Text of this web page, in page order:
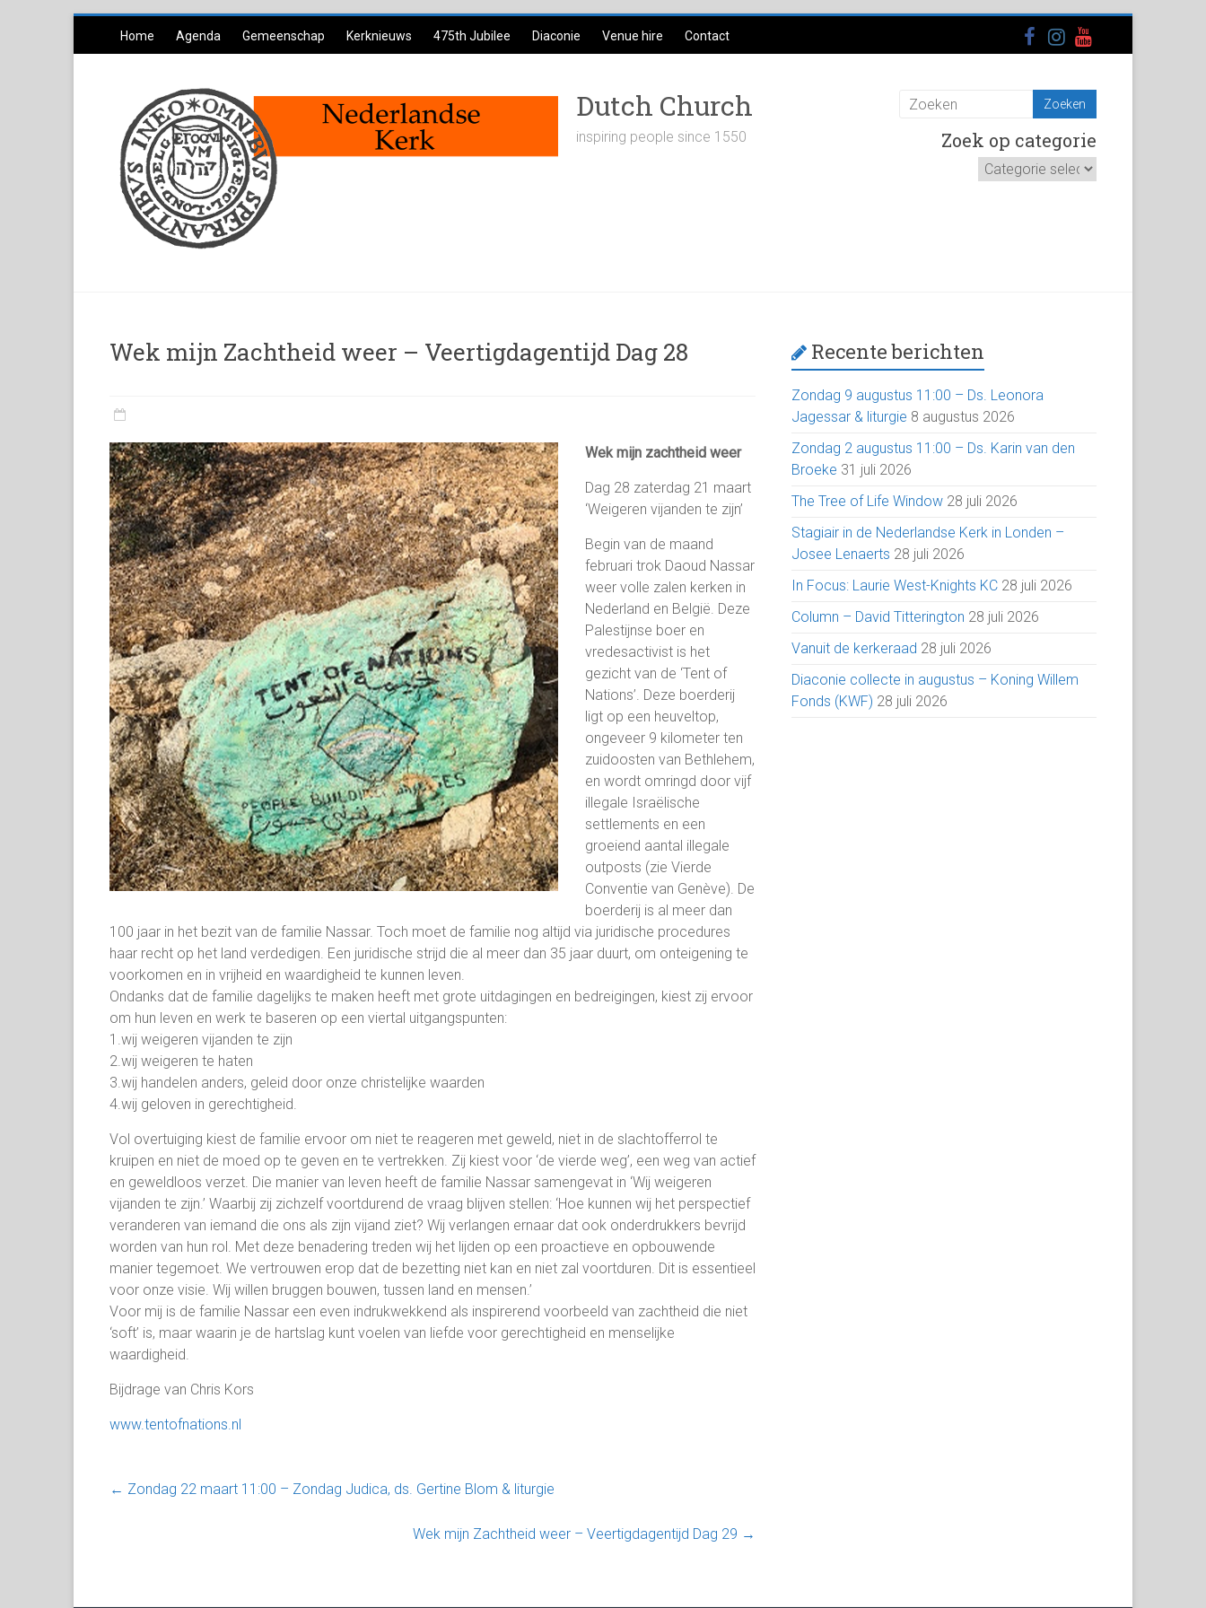
inhoud
Home Agenda Gemeenschap Kerknieuws 475th Jubilee Diaconie Venue hire Contact
Dutch Church
inspiring people since 1550 Zoek op categorie
Zoek
op
Wek mijn Zachtheid weer – Veertigdagentijd Dag 28
Wek mijn zachtheid weer
Dag 28 zaterdag 21 maart
‘Weigeren vijanden te zijn’
Begin van de maand
februari trok Daoud Nassar
weer volle zalen kerken in
Nederland en België. Deze
Palestijnse boer en
vredesactivist is het
gezicht van de ‘Tent of
Nations’. Deze boerderij
ligt op een heuveltop,
ongeveer 9 kilometer ten
zuidoosten van Bethlehem,
en wordt omringd door vijf
illegale Israëlische
settlements en een
groeiend aantal illegale
outposts (zie Vierde
Conventie van Genève). De
boerderij is al meer dan
100 jaar in het bezit van de familie Nassar. Toch moet de familie nog altijd via juridische procedures
haar recht op het land verdedigen. Een juridische strijd die al meer dan 35 jaar duurt, om onteigening te
voorkomen en in vrijheid en waardigheid te kunnen leven.
Ondanks dat de familie dagelijks te maken heeft met grote uitdagingen en bedreigingen, kiest zij ervoor
om hun leven en werk te baseren op een viertal uitgangspunten:
1.wij weigeren vijanden te zijn
2.wij weigeren te haten
3.wij handelen anders, geleid door onze christelijke waarden
4.wij geloven in gerechtigheid.
Vol overtuiging kiest de familie ervoor om niet te reageren met geweld, niet in de slachtofferrol te
kruipen en niet de moed op te geven en te vertrekken. Zij kiest voor ‘de vierde weg’, een weg van actief
en geweldloos verzet. Die manier van leven heeft de familie Nassar samengevat in ‘Wij weigeren
vijanden te zijn.’ Waarbij zij zichzelf voortdurend de vraag blijven stellen: ‘Hoe kunnen wij het perspectief
veranderen van iemand die ons als zijn vijand ziet? Wij verlangen ernaar dat ook onderdrukkers bevrijd
worden van hun rol. Met deze benadering treden wij het lijden op een proactieve en opbouwende
manier tegemoet. We vertrouwen erop dat de bezetting niet kan en niet zal voortduren. Dit is essentieel
voor onze visie. Wij willen bruggen bouwen, tussen land en mensen.’
Voor mij is de familie Nassar een even indrukwekkend als inspirerend voorbeeld van zachtheid die niet
‘soft’ is, maar waarin je de hartslag kunt voelen van liefde voor gerechtigheid en menselijke
waardigheid.
Bijdrage van Chris Kors
www.tentofnations.nl
← Zondag 22 maart 11:00 – Zondag Judica, ds. Gertine Blom & liturgie
Wek mijn Zachtheid weer – Veertigdagentijd Dag 29 →
Recente berichten
Zondag 9 augustus 11:00 – Ds. Leonora
Jagessar & liturgie 8 augustus 2026
Zondag 2 augustus 11:00 – Ds. Karin van den
Broeke 31 juli 2026
The Tree of Life Window 28 juli 2026
Stagiair in de Nederlandse Kerk in Londen –
Josee Lenaerts 28 juli 2026
In Focus: Laurie West-Knights KC 28 juli 2026
Column – David Titterington 28 juli 2026
Vanuit de kerkeraad 28 juli 2026
Diaconie collecte in augustus – Koning Willem
Fonds (KWF) 28 juli 2026